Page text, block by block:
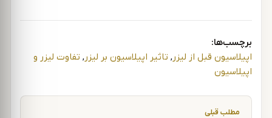
برچسب‌ها:
اپیلاسیون قبل از لیزر, تاثیر اپیلاسیون بر لیزر, تفاوت لیزر و
اپیلاسیون
راهبری نوشته
مطلب قبلی